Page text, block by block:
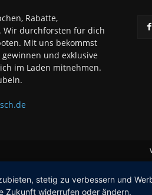
Rabatte,
Wir durchforsten für dich
Mit uns bekommst
und exklusive
im Laden mitnehmen.
stetig zu verbessern und
Zukunft widerrufen oder ändern.